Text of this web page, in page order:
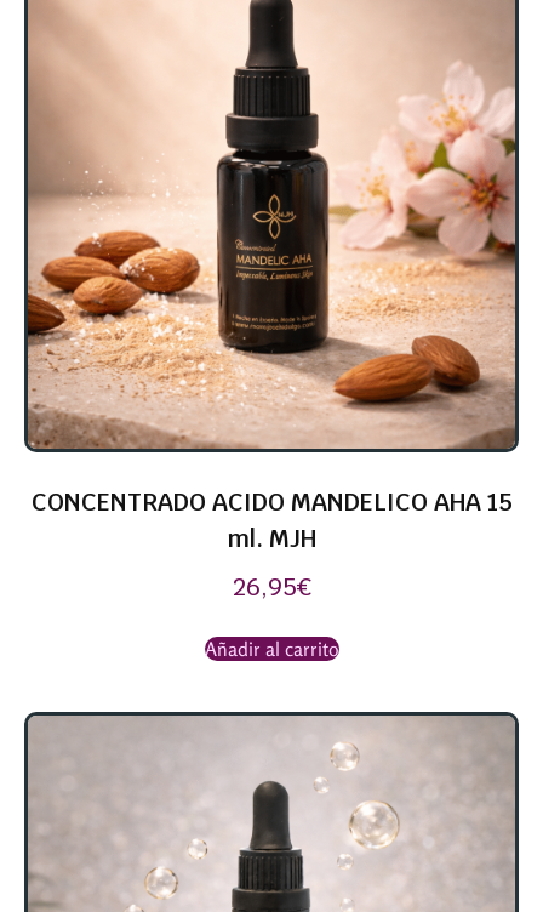
CONCENTRADO ACIDO MANDELICO AHA 15
ml. MJH
26,95€
Añadir al carrito